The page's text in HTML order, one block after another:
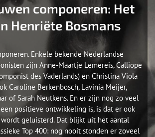
componeren: Het
Henriëte Bosmans
Enkele bekende Nederlandse
zijn Anne-Maartje Lemereis, Calliope
des Vaderlands) en Christina Viola
Caroline Berkenbosch, Lavinia Meijer,
of Sarah Neutkens. En er zijn nog zo veel
een positieve ontwikkeling is, is dat er ook
wordt geluisterd. Dat blijkt uit het aantal
Top 400: nog nooit stonden er zoveel